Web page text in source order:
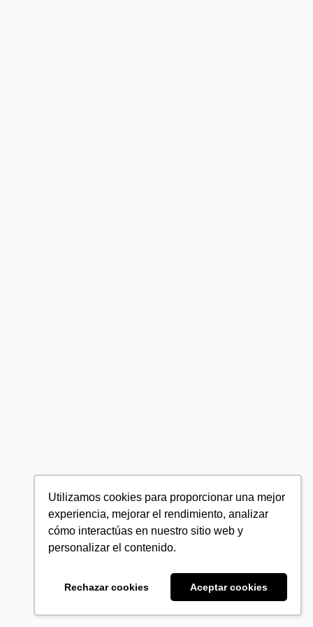
Utilizamos cookies para proporcionar una mejor
experiencia, mejorar el rendimiento, analizar
cómo interactúas en nuestro sitio web y
personalizar el contenido.
Rechazar cookies Aceptar cookies